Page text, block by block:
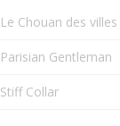
Le Chouan des villes
Parisian Gentleman
Stiff Collar